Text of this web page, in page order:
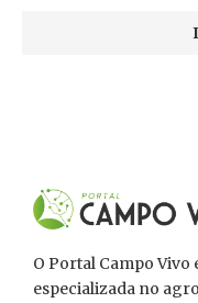
O Portal Campo
especializada no